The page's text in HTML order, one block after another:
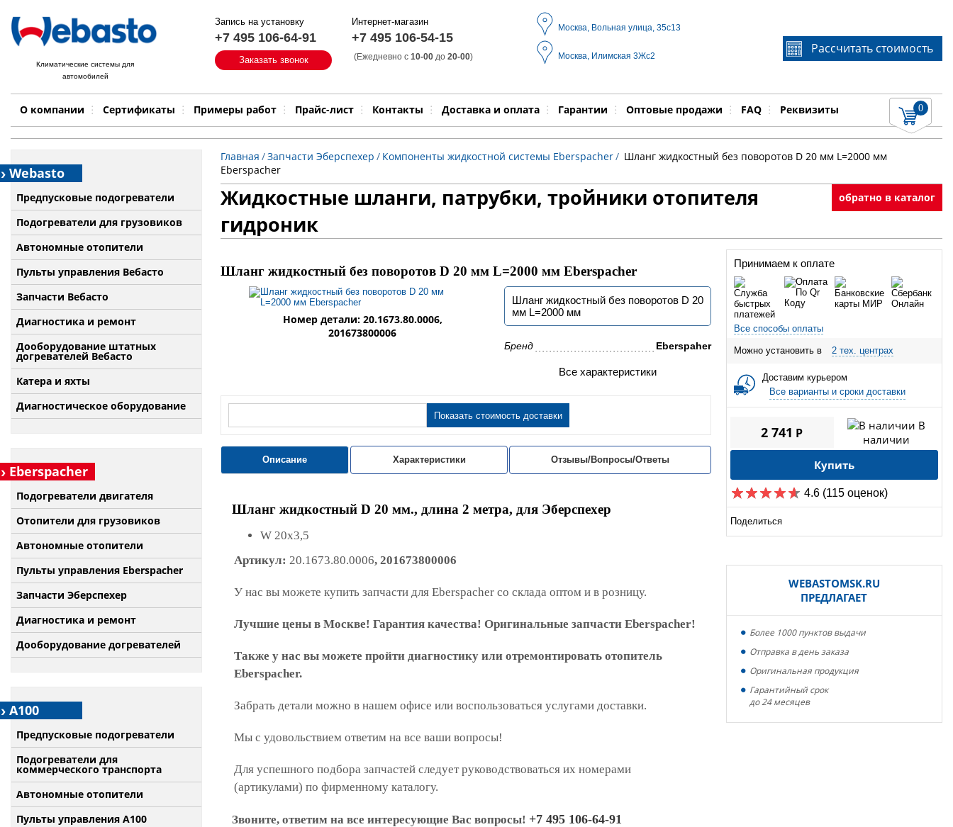
Климатические системы для
автомобилей
Запись на установку
+7 495 106-64-91
Заказать звонок
Интернет-магазин
+7 495 106-54-15
(Ежедневно с 10-00 до 20-00)
Москва, Вольная улица, 35с13
Москва, Илимская 3Жс2
Рассчитать стоимость
О компании Сертификаты Примеры работ Прайс-лист Контакты Доставка и оплата Гарантии Оптовые продажи FAQ Реквизиты 0
Быстрый поиск:
Если Вы не знаете идентификационный номер
запчасти, звоните по телефону+7 495 106-64-91, мы
Примеры работ Бренд Модель Выполняемые работы
Webasto
Предпусковые подогреватели
Подогреватели для грузовиков
Автономные отопители
Пульты управления Вебасто
Запчасти Вебасто
Диагностика и ремонт
Дооборудование штатных
догревателей Вебасто
Катера и яхты
Диагностическое оборудование
Eberspacher
Подогреватели двигателя
Отопители для грузовиков
Автономные отопители
Пульты управления Eberspacher
Запчасти Эберспехер
Диагностика и ремонт
Дооборудование догревателей
А100
Предпусковые подогреватели
Подогреватели для
коммерческого транспорта
Автономные отопители
Пульты управления A100
Главная /Запчасти Эберспехер / Компоненты жидкостной системы Eberspacher/ Шланг жидкостный без поворотов D 20 мм L=2000 мм
Eberspacher
обратно в каталог
Жидкостные шланги, патрубки, тройники отопителя
гидроник
Принимаем к оплате
Все способы оплаты
Можно установить в 2 тех. центрах
Доставим курьером
Все варианты и сроки доставки
2 741 P
В
наличии
Купить
4.6 (115 оценок)
Поделиться
WEBASTOMSK.RU
ПРЕДЛАГАЕТ
Более 1000 пунктов выдачи
Отправка в день заказа
Оригинальная продукция
Гарантийный срок
до 24 месяцев
Шланг жидкостный без поворотов D 20 мм L=2000 мм Eberspacher
Номер детали: 20.1673.80.0006,
201673800006
Шланг жидкостный без поворотов D 20
мм L=2000 мм
Бренд Eberspaher
Все характеристики
Показать стоимость доставки
Описание Характеристики Отзывы/Вопросы/Ответы
Шланг жидкостный D 20 мм., длина 2 метра, для Эберспехер
W 20x3,5
Артикул: 20.1673.80.0006, 201673800006
У нас вы можете купить запчасти для Eberspacher со склада оптом и в розницу.
Лучшие цены в Москве! Гарантия качества! Оригинальные запчасти Eberspacher!
Также у нас вы можете пройти диагностику или отремонтировать отопитель
Eberspacher.
Забрать детали можно в нашем офисе или воспользоваться услугами доставки.
Мы с удовольствием ответим на все ваши вопросы!
Для успешного подбора запчастей следует руководствоваться их номерами
(артикулами) по фирменному каталогу.
Звоните, ответим на все интересующие Вас вопросы! +7 495 106-64-91